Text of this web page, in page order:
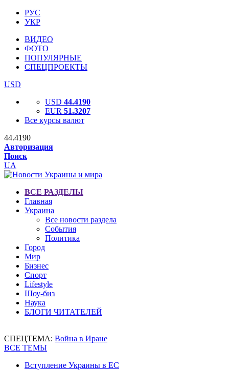
РУС
УКР
ВИДЕО
ФОТО
ПОПУЛЯРНЫЕ
СПЕЦПРОЕКТЫ
USD
USD 44.4190
EUR 51.3207
Все курсы валют
44.4190
Авторизация
Поиск
UA
ВСЕ РАЗДЕЛЫ
Главная
Украина
Все новости раздела
События
Политика
Город
Мир
Бизнес
Спорт
Lifestyle
Шоу-биз
Наука
БЛОГИ ЧИТАТЕЛЕЙ
СПЕЦТЕМА: Война в Иране
ВСЕ ТЕМЫ
Вступление Украины в ЕС